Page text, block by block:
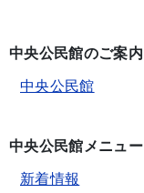
中央公民館のご案内
中央公民館
中央公民館メニュー
新着情報